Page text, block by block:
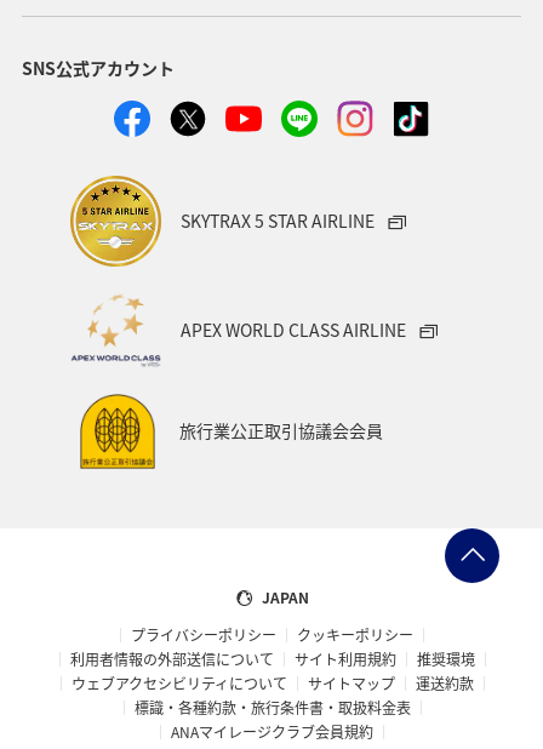
SNS公式アカウント
SKYTRAX 5 STAR AIRLINE
APEX WORLD CLASS AIRLINE
旅行業公正取引協議会会員
JAPAN
プライバシーポリシー
クッキーポリシー
利用者情報の外部送信について
サイト利用規約
推奨環境
ウェブアクセシビリティについて
サイトマップ
運送約款
標識・各種約款・旅行条件書・取扱料金表
ANAマイレージクラブ会員規約